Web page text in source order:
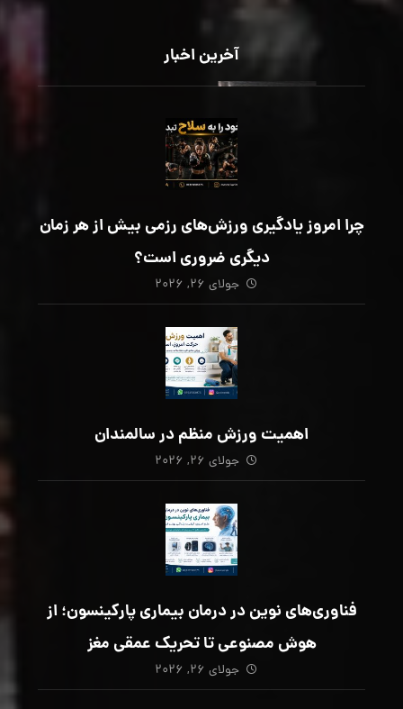
آخرین اخبار
چرا امروز یادگیری ورزش‌های رزمی بیش از هر زمان
دیگری ضروری است؟
جولای ۲۶, ۲۰۲۶
اهمیت ورزش منظم در سالمندان
جولای ۲۶, ۲۰۲۶
فناوری‌های نوین در درمان بیماری پارکینسون؛ از
هوش مصنوعی تا تحریک عمقی مغز
جولای ۲۶, ۲۰۲۶